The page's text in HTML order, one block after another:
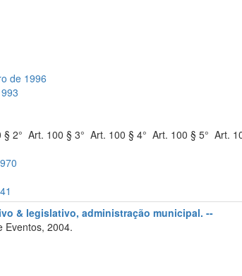
de 1996
2° Art. 100 § 3° Art. 100 § 4° Art. 100 § 5° Art.
& legislativo, administração municipal. --
Eventos, 2004.